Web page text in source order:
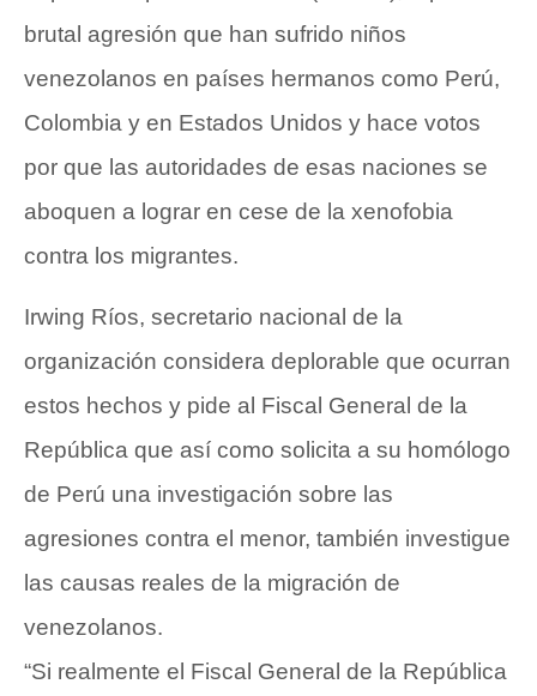
brutal agresión que han sufrido niños
venezolanos en países hermanos como Perú,
Colombia y en Estados Unidos y hace votos
por que las autoridades de esas naciones se
aboquen a lograr en cese de la xenofobia
contra los migrantes.
Irwing Ríos, secretario nacional de la
organización considera deplorable que ocurran
estos hechos y pide al Fiscal General de la
República que así como solicita a su homólogo
de Perú una investigación sobre las
agresiones contra el menor, también investigue
las causas reales de la migración de
venezolanos.
“Si realmente el Fiscal General de la República